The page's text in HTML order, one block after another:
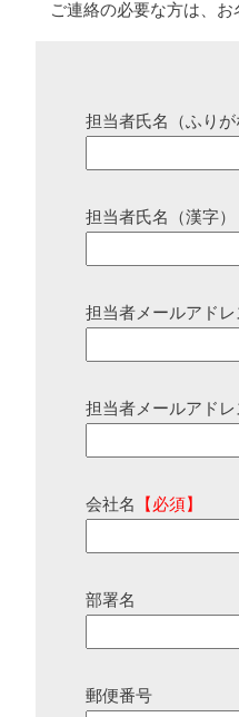
ご連絡の必要な方は、
担当者氏名（ふりが
担当者氏名（漢字）
担当者メールアドレ
担当者メールアドレ
会社名 【必須】
部署名
郵便番号